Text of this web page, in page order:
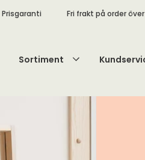
Prisgaranti Fri frakt på order över
Sortiment